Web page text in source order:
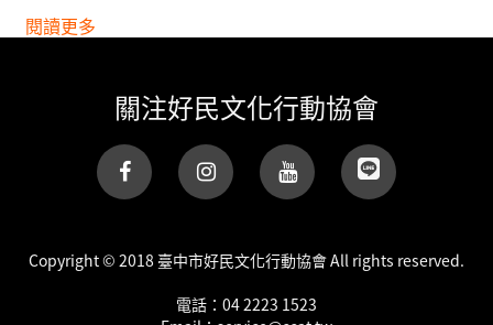
閱讀更多
關注好民文化行動協會
(link is
Copyright © 2018 臺中市好民文化行動協會 All rights reserved.
電話：04 2223 1523